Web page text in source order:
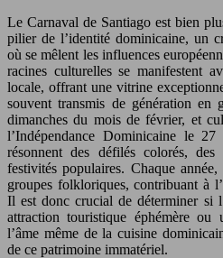
Le Carnaval de Santiago est bien
pilier de l’identité dominicaine, un
où se mêlent les influences
racines culturelles se manifestent
locale, offrant une vitrine
souvent transmis de génération en
dimanches du mois de février, et
l’Indépendance Dominicaine le
résonnent des défilés colorés,
festivités populaires. Chaque
groupes folkloriques, contribuant à
Il est donc crucial de déterminer si
attraction touristique éphémère ou
l’âme même de la cuisine
de ce patrimoine immatériel.